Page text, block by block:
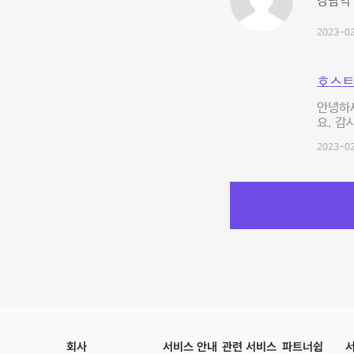
2023-
호스
안녕하
요. 감
2023-
회사 서비스 안내 관련 서비스 파트너쉽